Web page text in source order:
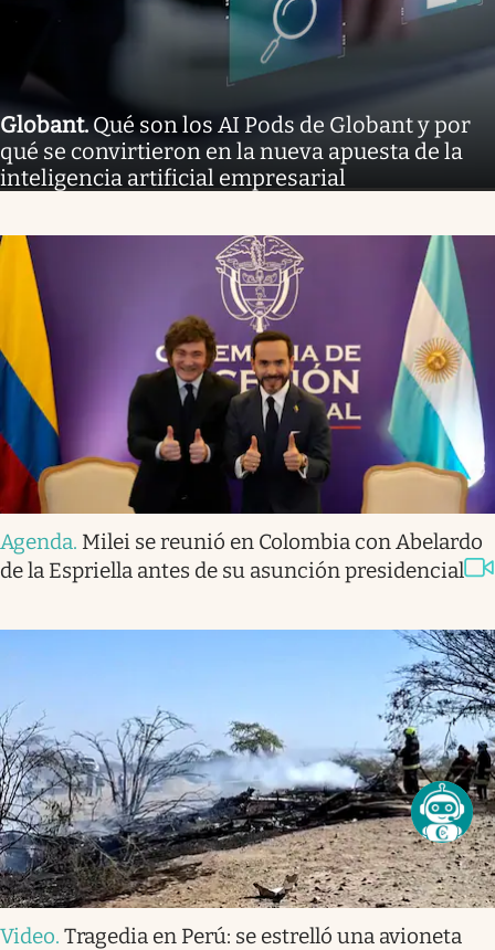
Globant.Qué son los AI Pods de Globant y por
qué se convirtieron en la nueva apuesta de la
inteligencia artificial empresarial
Agenda. Milei se reunió en Colombia con Abelardo
de la Espriella antes de su asunción presidencial
Video. Tragedia en Perú: se estrelló una avioneta